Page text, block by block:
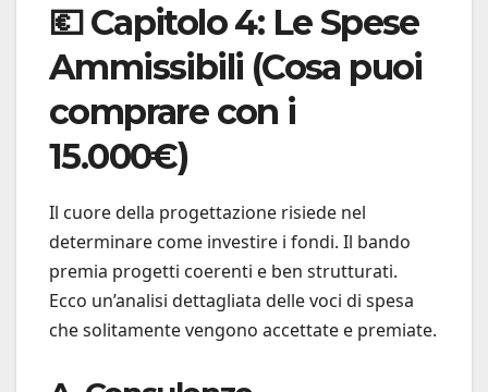
💶 Capitolo 4: Le Spese
Ammissibili (Cosa puoi
comprare con i
15.000€)
Il cuore della progettazione risiede nel
determinare come investire i fondi. Il bando
premia progetti coerenti e ben strutturati.
Ecco un’analisi dettagliata delle voci di spesa
che solitamente vengono accettate e premiate.